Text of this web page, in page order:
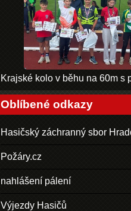
Krajské kolo v běhu na 60m s
Oblíbené odkazy
Hasičský záchranný sbor
Požáry.cz
nahlášení pálení
Výjezdy Hasičů